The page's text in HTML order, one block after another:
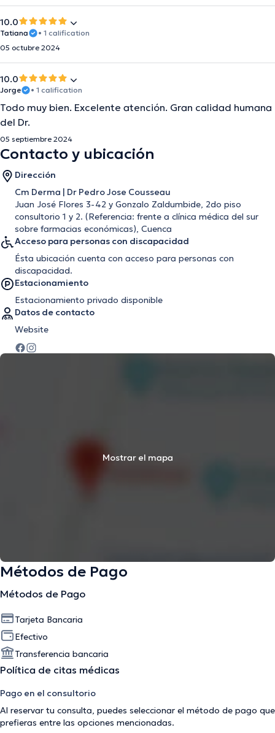
10.0
Tatiana
• 1 calification
05 octubre 2024
10.0
Jorge • 1 calification
Todo muy bien. Excelente atención. Gran calidad humana
del Dr.
05 septiembre 2024
Contacto y ubicación
Dirección
Cm Derma | Dr Pedro Jose Cousseau
Juan José Flores 3-42 y Gonzalo Zaldumbide, 2do piso
consultorio 1 y 2. (Referencia: frente a clínica médica del sur
sobre farmacias económicas), Cuenca
Acceso para personas con discapacidad
Ésta ubicación cuenta con acceso para personas con
discapacidad.
Estacionamiento
Estacionamiento privado disponible
Datos de contacto
Website
Mostrar el mapa
Métodos de Pago
Métodos de Pago
Tarjeta Bancaria
Efectivo
Transferencia bancaria
Política de citas médicas
Pago en el consultorio
Al reservar tu consulta, puedes seleccionar el método de pago que
prefieras entre las opciones mencionadas.